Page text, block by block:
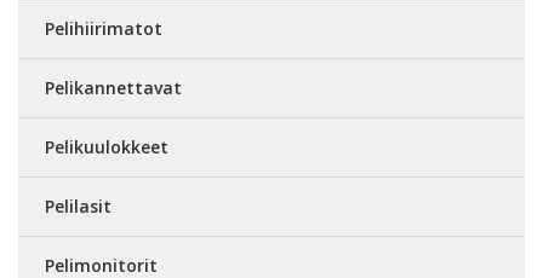
Pelihiirimatot
Pelikannettavat
Pelikuulokkeet
Pelilasit
Pelimonitorit